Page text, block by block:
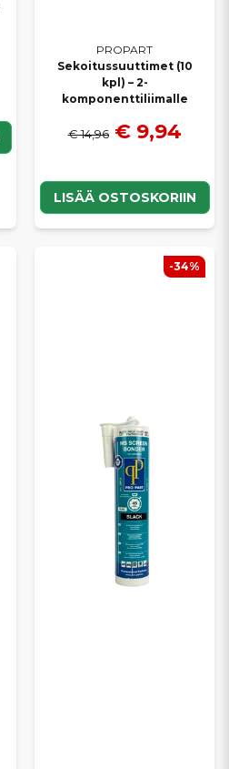
PROPART
Sekoitussuuttimet (10
kpl) – 2-
komponenttiliimalle
€ 14,96 € 9,94
LISÄÄ OSTOSKORIIN
-34%